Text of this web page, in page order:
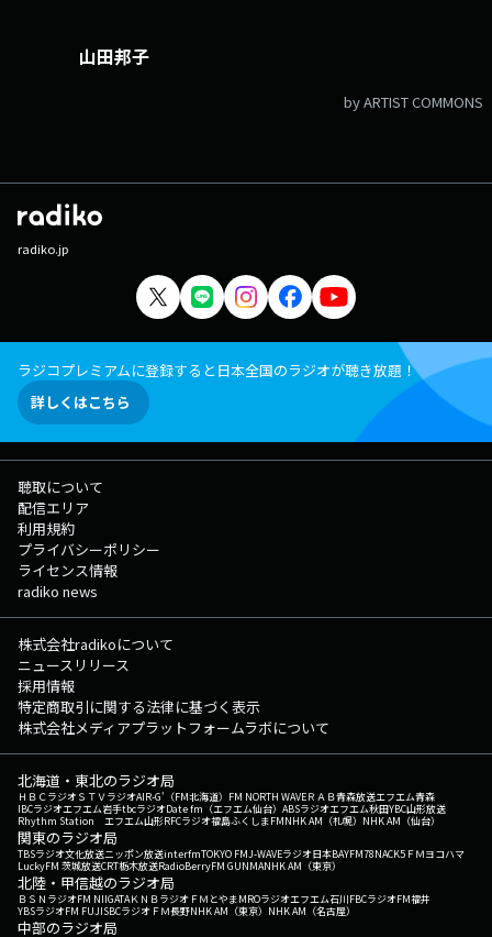
山田邦子
by ARTIST COMMONS
radiko.jp
ラジコプレミアムに登録すると日本全国のラジオが聴き放題！
詳しくはこちら
聴取について
配信エリア
利用規約
プライバシーポリシー
ライセンス情報
radiko news
株式会社radikoについて
ニュースリリース
採用情報
特定商取引に関する法律に基づく表示
株式会社メディアプラットフォームラボについて
北海道・東北のラジオ局
ＨＢＣラジオＳＴＶラジオAIR-G'（FM北海道） FM NORTH WAVEＲＡＢ青森放送エフエム青森
IBCラジオエフエム岩手tbcラジオDate fm（エフエム仙台） ABSラジオエフエム秋田YBC山形放送
Rhythm Station エフエム山形RFCラジオ福島ふくしまFMNHK AM（札幌） NHK AM（仙台）
関東のラジオ局
TBSラジオ文化放送ニッポン放送interfmTOKYO FMJ-WAVEラジオ日本BAYFM78NACK5 ＦＭヨコハマ
LuckyFM 茨城放送CRT栃木放送RadioBerryFM GUNMANHK AM（東京）
北陸・甲信越のラジオ局
ＢＳＮラジオFM NIIGATAＫＮＢラジオ ＦＭとやまMROラジオエフエム石川FBCラジオFM福井
YBSラジオFM FUJISBCラジオ ＦＭ長野NHK AM（東京） NHK AM（名古屋）
中部のラジオ局